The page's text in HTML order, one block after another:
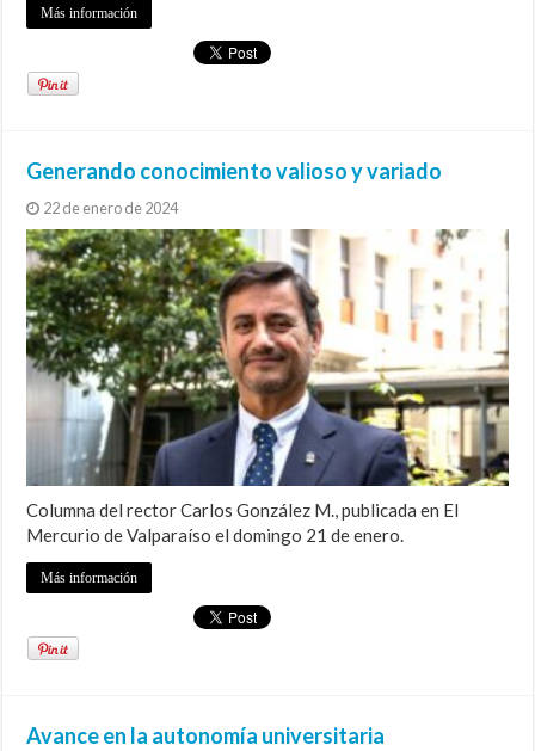
Más información
Generando conocimiento valioso y variado
22 de enero de 2024
Columna del rector Carlos González M., publicada en El
Mercurio de Valparaíso el domingo 21 de enero.
Más información
Avance en la autonomía universitaria